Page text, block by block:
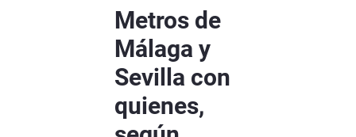
Metros de
Málaga y
Sevilla con
quienes,